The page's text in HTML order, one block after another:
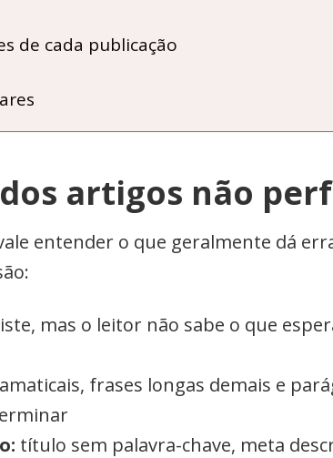
de cada publicação
artigos não
entender o que geralmente dá
mas o leitor não sabe o que
frases longas demais e
título sem palavra-chave, meta